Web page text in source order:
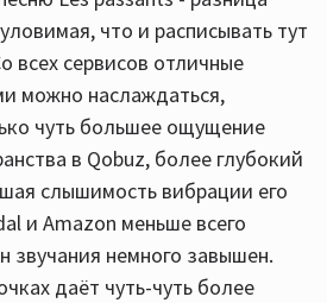
что и расписывать тут
всех сервисов отличные
можно наслаждаться,
чуть большее ощущение
в Qobuz, более глубокий
слышимость вибрации его
и Amazon меньше всего
звучания немного завышен.
даёт чуть-чуть более